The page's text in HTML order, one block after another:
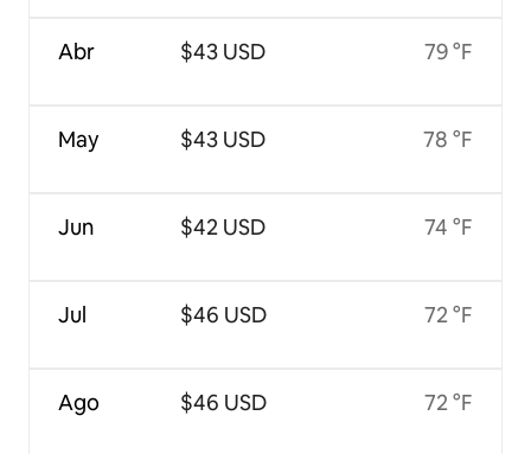
Abr
May
Jun
Jul
Ago
$43 USD
$43 USD
$42 USD
$46 USD
$46 USD
79 °F
78 °F
74 °F
72 °F
72 °F